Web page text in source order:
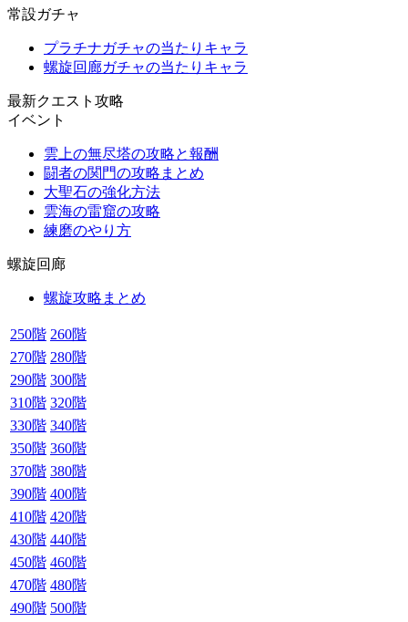
常設ガチャ
プラチナガチャの当たりキャラ
螺旋回廊ガチャの当たりキャラ
最新クエスト攻略
イベント
雲上の無尽塔の攻略と報酬
闘者の関門の攻略まとめ
大聖石の強化方法
雲海の雷窟の攻略
練磨のやり方
螺旋回廊
螺旋攻略まとめ
250階 260階
270階 280階
290階 300階
310階 320階
330階 340階
350階 360階
370階 380階
390階 400階
410階 420階
430階 440階
450階 460階
470階 480階
490階 500階